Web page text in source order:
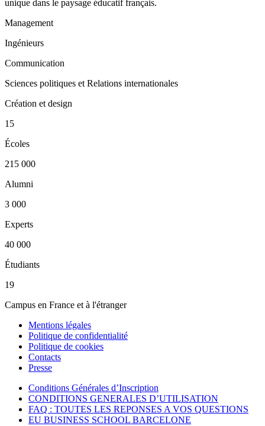
unique dans le paysage éducatif français.
Management
Ingénieurs
Communication
Sciences politiques et Relations internationales
Création et design
15
Écoles
215 000
Alumni
3 000
Experts
40 000
Étudiants
19
Campus en France et à l'étranger
Mentions légales
Politique de confidentialité
Politique de cookies
Contacts
Presse
Conditions Générales d’Inscription
CONDITIONS GENERALES D’UTILISATION
FAQ : TOUTES LES REPONSES A VOS QUESTIONS
EU BUSINESS SCHOOL BARCELONE